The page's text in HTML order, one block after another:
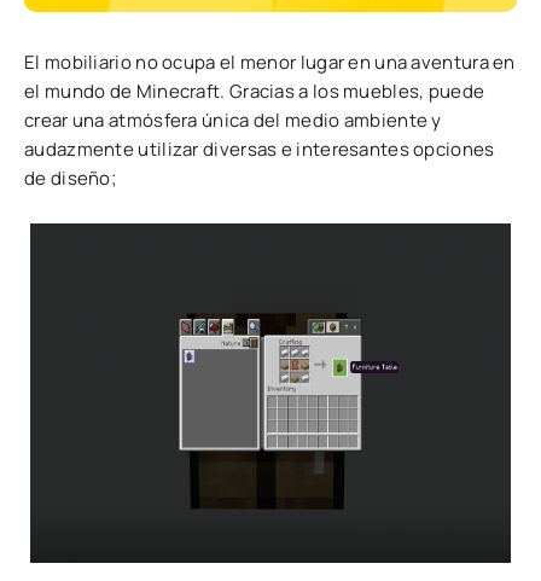
El mobiliario no ocupa el menor lugar en una aventura en
el mundo de Minecraft. Gracias a los muebles, puede
crear una atmósfera única del medio ambiente y
audazmente utilizar diversas e interesantes opciones
de diseño;